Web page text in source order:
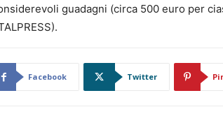
guadagni (circa 500 euro per
Facebook Twitter